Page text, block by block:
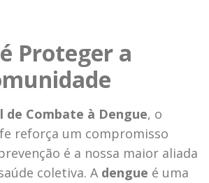
Proteger a
de Combate à Dengue, o
reforça um compromisso
é a nossa maior aliada
coletiva. A dengue é uma